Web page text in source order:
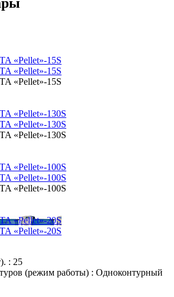
«Pellet»-15S
«Pellet»-15S
«Pellet»-15S
«Pellet»-130S
«Pellet»-130S
«Pellet»-130S
«Pellet»-100S
«Pellet»-100S
«Pellet»-100S
«Pellet»-20S
«Pellet»-20S
: 25
(режим работы) : Одноконтурный